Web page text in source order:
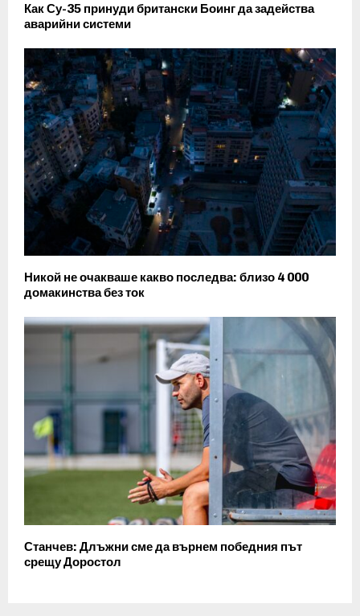
Как Су-35 принуди британски Боинг да задейства
аварийни системи
Никой не очакваше какво последва: близо 4 000
домакинства без ток
Станчев: Длъжни сме да върнем победния път
срещу Доростол